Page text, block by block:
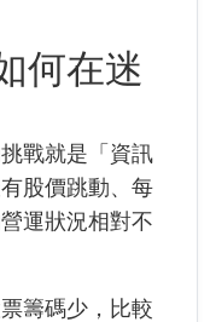
何在迷
戰就是「資訊
股價跳動、每
運狀況相對不
籌碼少，比較